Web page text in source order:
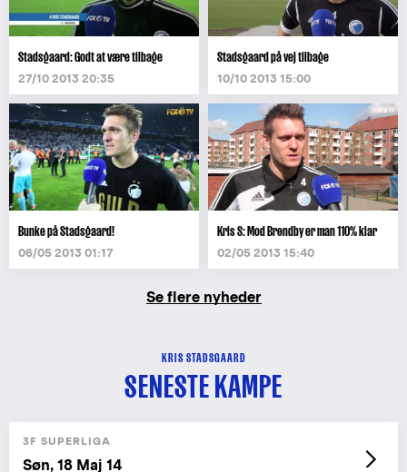
Stadsgaard: Godt at være tilbage
27/10 2013 20:35
Stadsgaard på vej tilbage
10/10 2013 15:00
Bunke på Stadsgaard!
06/05 2013 01:17
Kris S: Mod Brøndby er man 110% klar
02/05 2013 15:40
Se flere nyheder
KRIS STADSGAARD
SENESTE KAMPE
3F SUPERLIGA
Søn, 18 Maj 14